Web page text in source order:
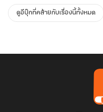
ดูอีบุ๊กที่คล้ายกับเรื่องนี้ทั้งหมด